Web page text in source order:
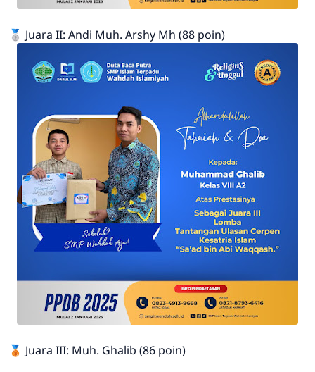
🥈 Juara II: Andi Muh. Arshy Mh (88 poin)
🥉 Juara III: Muh. Ghalib (86 poin)